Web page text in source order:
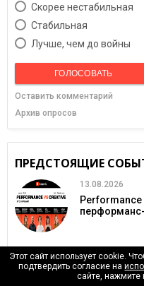
Скорее нестабильная
Cтабильная
Лучше, чем до войны
ГОЛОСОВАТЬ
Оставить комментарий
Архив опросов
ПРЕДСТОЯЩИЕ
13.08.2026
Performance
20.08.2026
Этот сайт использует cookie.
подтвердить согласие на
сайте, нажмите